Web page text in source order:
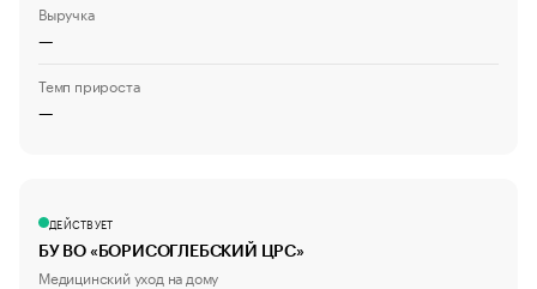
Выручка
—
Темп прироста
—
ДЕЙСТВУЕТ
БУ ВО «БОРИСОГЛЕБСКИЙ ЦРС»
Медицинский уход на дому